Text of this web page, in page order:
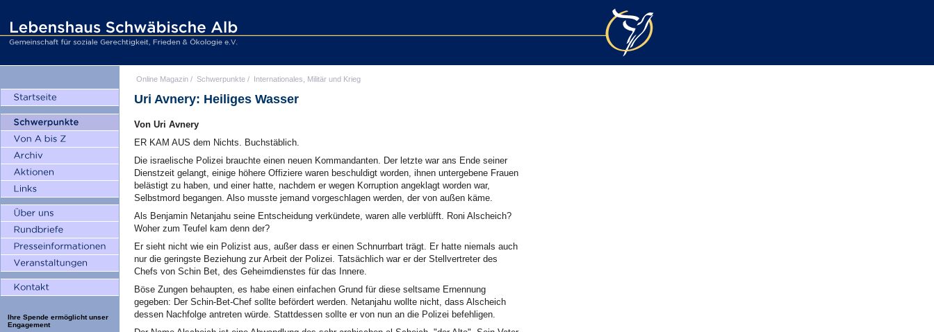
Ihre Spende ermöglicht unser
Engagement
Online Magazin / Schwerpunkte / Internationales, Militär und Krieg
Uri Avnery: Heiliges Wasser
Von Uri Avnery
ER KAM AUS dem Nichts. Buchstäblich.
Die israelische Polizei brauchte einen neuen Kommandanten. Der letzte war ans Ende seiner
Dienstzeit gelangt, einige höhere Offiziere waren beschuldigt worden, ihnen untergebene Frauen
belästigt zu haben, und einer hatte, nachdem er wegen Korruption angeklagt worden war,
Selbstmord begangen. Also musste jemand vorgeschlagen werden, der von außen käme.
Als Benjamin Netanjahu seine Entscheidung verkündete, waren alle verblüfft. Roni Alscheich?
Woher zum Teufel kam denn der?
Er sieht nicht wie ein Polizist aus, außer dass er einen Schnurrbart trägt. Er hatte niemals auch
nur die geringste Beziehung zur Arbeit der Polizei. Tatsächlich war er der Stellvertreter des
Chefs von Schin Bet, des Geheimdienstes für das Innere.
Böse Zungen behaupten, es habe einen einfachen Grund für diese seltsame Ernennung
gegeben: Der Schin-Bet-Chef sollte befördert werden. Netanjahu wollte nicht, dass Alscheich
dessen Nachfolge antreten würde. Stattdessen sollte er von nun an die Polizei befehligen.